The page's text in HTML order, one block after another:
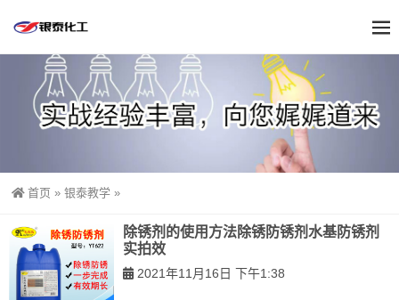
首页 » 银泰教学 »
除锈剂的使用方法除锈防锈剂水基防锈剂
实拍效
2021年11月16日 下午1:38